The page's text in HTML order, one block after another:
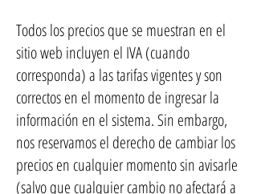
Todos los precios que se muestran en el
sitio web incluyen el IVA (cuando
corresponda) a las tarifas vigentes y son
correctos en el momento de ingresar la
información en el sistema. Sin embargo,
nos reservamos el derecho de cambiar los
precios en cualquier momento sin avisarle
(salvo que cualquier cambio no afectará a